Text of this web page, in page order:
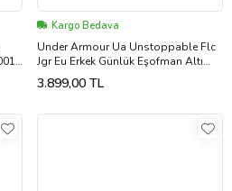
Kargo Bedava
Under Armour Ua Unstoppable Flc
Jgr Eu Erkek Günlük Eşofman Altı
1389353-025 Gri
3.899,00 TL